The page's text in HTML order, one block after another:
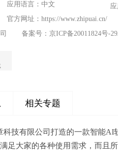
应用语言：中文
应
官方网址： https://www.zhipuai.cn/
备案号：京ICP备20011824号-
相关专题
技有限公司打造的一款智能
足大家的各种使用需求，而且